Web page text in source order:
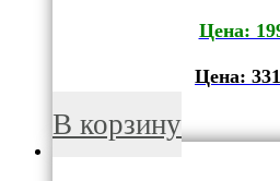
Цена:
Цена:
В корзину